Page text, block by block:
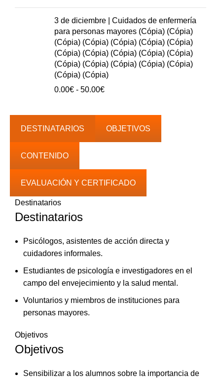
precios:
0.00€
hasta
40.00€
3 de diciembre | Cuidados de enfermería
para personas mayores (Cópia) (Cópia)
(Cópia) (Cópia) (Cópia) (Cópia) (Cópia)
(Cópia) (Cópia) (Cópia) (Cópia) (Cópia)
(Cópia) (Cópia) (Cópia) (Cópia) (Cópia)
(Cópia) (Cópia)
0.00€ - 50.00€Rango
hasta
50.00€
DESTINATARIOS OBJETIVOS
CONTENIDO
EVALUACIÓN Y CERTIFICADO
Destinatarios
Destinatarios
Psicólogos, asistentes de acción directa y
cuidadores informales.
Estudiantes de psicología e investigadores en el
campo del envejecimiento y la salud mental.
Voluntarios y miembros de instituciones para
personas mayores.
Objetivos
Objetivos
Sensibilizar a los alumnos sobre la importancia de